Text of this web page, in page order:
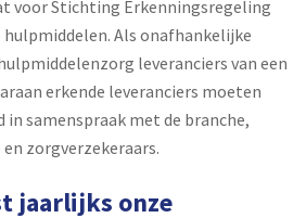
voor Stichting Erkenningsregeling
hulpmiddelen. Als onafhankelijke
leveranciers van een
erkende leveranciers moeten
samenspraak met de branche,
zorgverzekeraars.
jaarlijks onze